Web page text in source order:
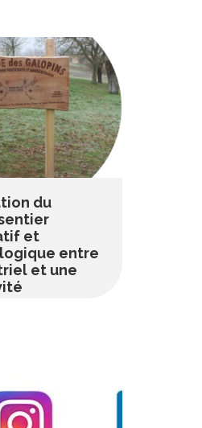
du
et
entre
et une